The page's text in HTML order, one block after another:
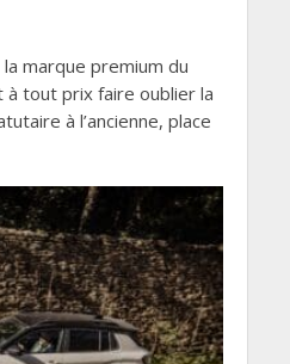
marque premium du
à tout prix faire oublier la
à l’ancienne, place